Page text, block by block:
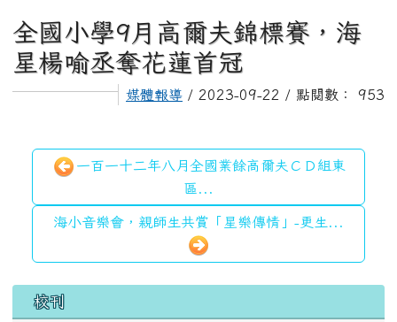
全國小學9月高爾夫錦標賽，海
星楊喻丞奪花蓮首冠
媒體報導 / 2023-09-22 / 點閱數： 953
一百一十二年八月全國業餘高爾夫ＣＤ組東
區...
海小音樂會，親師生共賞「星樂傳情」-更生...
左邊區域內容
校刊